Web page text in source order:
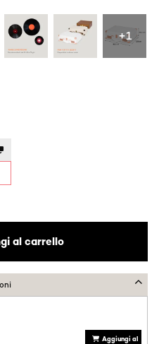
+1
al carrello
Aggiungi al